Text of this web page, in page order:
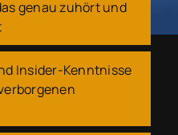
genau zuhört und
Insider-Kenntnisse